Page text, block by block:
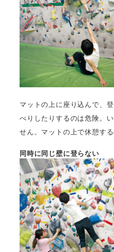
マットの上に座り込んで、
べりしたりするのは危険。
せん。マットの上で休憩する
同時に同じ壁に登らない